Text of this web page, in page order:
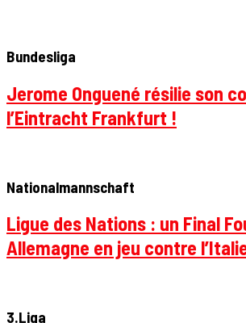
Bundesliga
Jerome Onguené résilie son
l’Eintracht Frankfurt !
Nationalmannschaft
Ligue des Nations : un Final
Allemagne en jeu contre
3.Liga